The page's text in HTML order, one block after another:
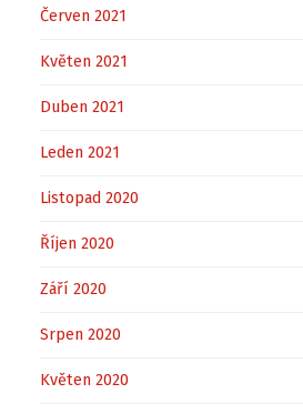
Červen 2021
Květen 2021
Duben 2021
Leden 2021
Listopad 2020
Říjen 2020
Září 2020
Srpen 2020
Květen 2020